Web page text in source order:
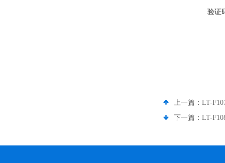
验证
上一篇： LT-
下一篇： LT-